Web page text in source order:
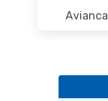
Avianca